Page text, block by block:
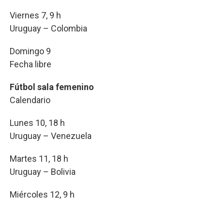
Viernes 7, 9 h
Uruguay – Colombia
Domingo 9
Fecha libre
Fútbol sala femenino
Calendario
Lunes 10, 18 h
Uruguay – Venezuela
Martes 11, 18 h
Uruguay – Bolivia
Miércoles 12, 9 h